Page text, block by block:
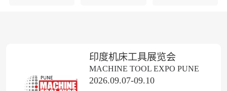
印度机床工具展览会
MACHINE TOOL EXPO PUNE
2026.09.07-09.10